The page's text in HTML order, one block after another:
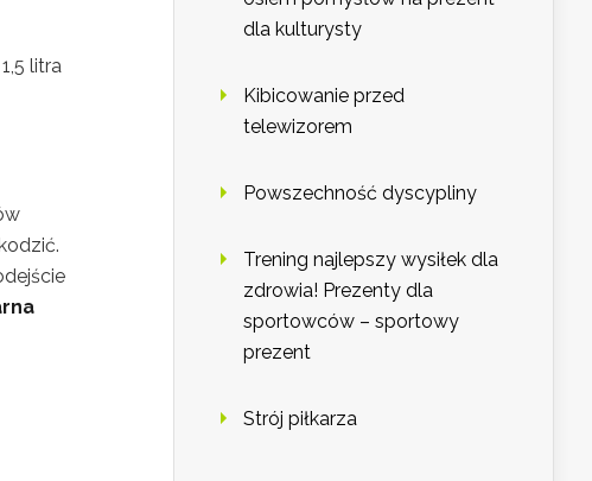
litra
dla kulturysty
Kibicowanie przed
telewizorem
Powszechność dyscypliny
Trening najlepszy wysiłek dla
zdrowia! Prezenty dla
sportowców – sportowy
prezent
Strój piłkarza